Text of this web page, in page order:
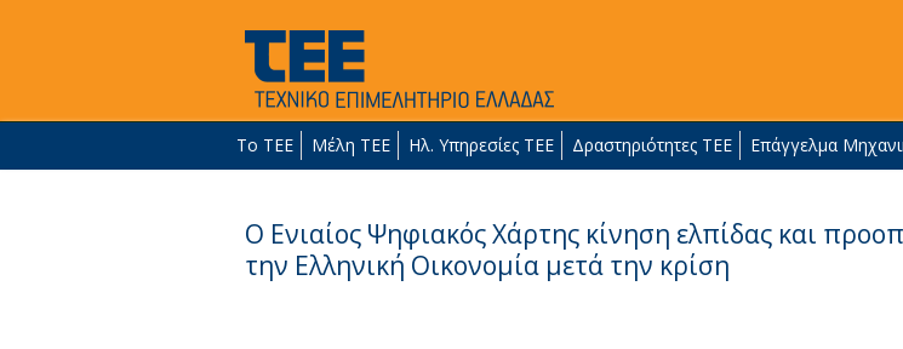
Το ΤΕΕ Μέλη ΤΕΕ Ηλ. Υπηρεσίες ΤΕΕ Δραστηριότητες ΤΕΕ Επάγγελμα
Ο Ενιαίος Ψηφιακός Χάρτης κίνηση ελπίδας και
την Ελληνική Οικονομία μετά την κρίση